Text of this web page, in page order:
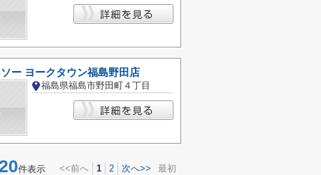
ー ヨークタウン福島野田店
福島県福島市野田町４丁目
件表示 <<前へ 1 2 次へ>> 最初